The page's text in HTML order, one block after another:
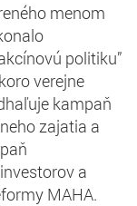
menom
politiku”
verejne
kampaň
zajatia a
a
MAHA.